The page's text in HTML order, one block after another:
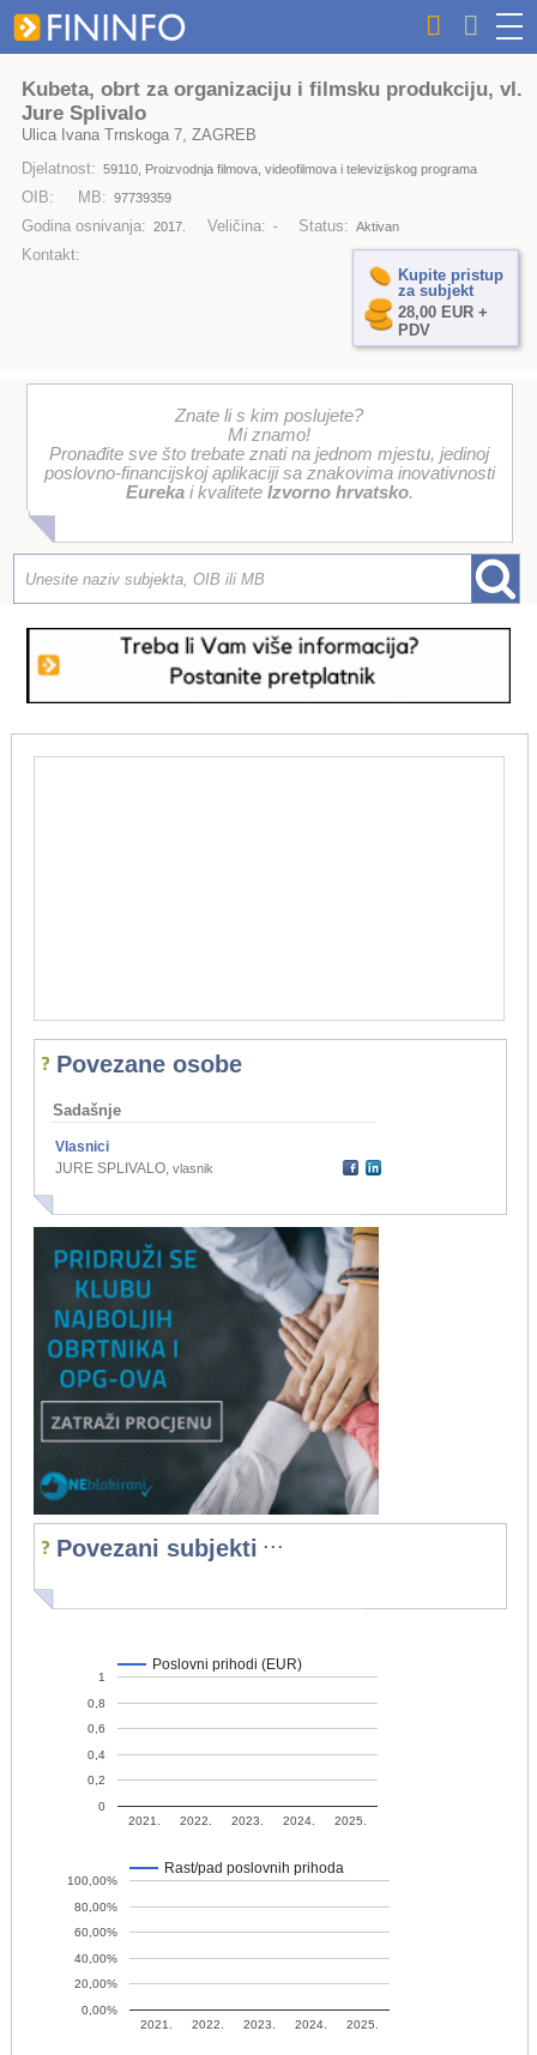
Kubeta, obrt za organizaciju i filmsku produkciju, vl.
Jure Splivalo
Ulica Ivana Trnskoga 7, ZAGREB
Djelatnost: 59110, Proizvodnja filmova, videofilmova i televizijskog programa
OIB: MB: 97739359
Godina osnivanja: 2017. Veličina: - Status: Aktivan
Kontakt:
Kupite pristup
za subjekt
28,00 EUR +
PDV
Znate li s kim poslujete?
Mi znamo!
Pronađite sve što trebate znati na jednom mjestu, jedinoj
poslovno-financijskoj aplikaciji sa znakovima inovativnosti
Eurekai kvalitete Izvorno hrvatsko.
Povezane osobe
Sadašnje
Vlasnici
JURE SPLIVALO, vlasnik
Povezani subjekti ...
Poslovni prihodi (EUR)
2021. 2022. 2023. 2024. 2025.
0
0,2
0,4
0,6
0,8
1
Rast/pad poslovnih prihoda
2021. 2022. 2023. 2024. 2025.
0,00%
20,00%
40,00%
60,00%
80,00%
100,00%